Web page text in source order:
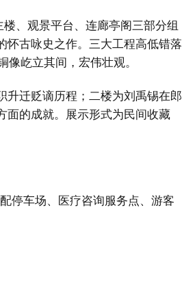
、观景平台、连廊亭阁三部分组
怀古咏史之作。三大工程高低错落
屹立其间，宏伟壮观。
迁贬谪历程；二楼为刘禹锡在郎
面的成就。展示形式为民间收藏
车场、医疗咨询服务点、游客